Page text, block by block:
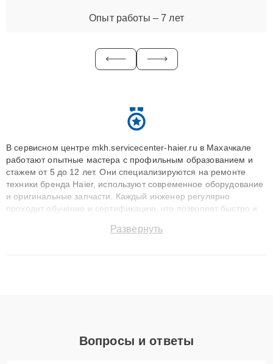
Опыт работы – 7 лет
В сервисном центре mkh.servicecenter-haier.ru в Махачкале
работают опытные мастера с профильным образованием и
стажем от 5 до 12 лет. Они специализируются на ремонте
техники бренда Haier, используют современное оборудование
и оригинальные запчасти. Каждый инженер регулярно
проходит обучение и сертификацию, что позволяет быстро и
сохранением гарантии до 3 лет. Наши мастера решают
Развернуть
Вопросы и ответы